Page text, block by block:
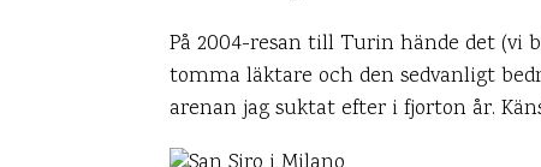
På 2004-resan till Turin hände det (vi
tomma läktare och den sedvanligt
arenan jag suktat efter i fjorton år.